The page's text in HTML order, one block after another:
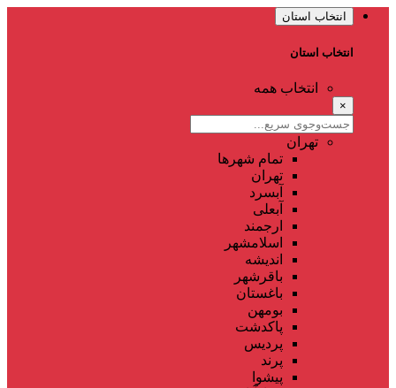
انتخاب استان
انتخاب استان
انتخاب همه
×
تهران
تمام شهر‌ها
تهران
آبسرد
آبعلی
ارجمند
اسلامشهر
اندیشه
باقرشهر
باغستان
بومهن
پاکدشت
پردیس
پرند
پیشوا